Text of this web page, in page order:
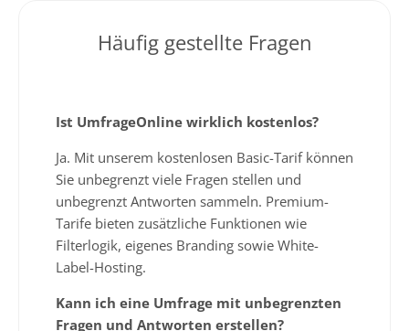
Häufig gestellte Fragen
Ist UmfrageOnline wirklich kostenlos?
Ja. Mit unserem kostenlosen Basic-Tarif können
Sie unbegrenzt viele Fragen stellen und
unbegrenzt Antworten sammeln. Premium-
Tarife bieten zusätzliche Funktionen wie
Filterlogik, eigenes Branding sowie White-
Label-Hosting.
Kann ich eine Umfrage mit unbegrenzten
Fragen und Antworten erstellen?